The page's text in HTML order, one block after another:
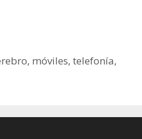
, móviles,telefonía,